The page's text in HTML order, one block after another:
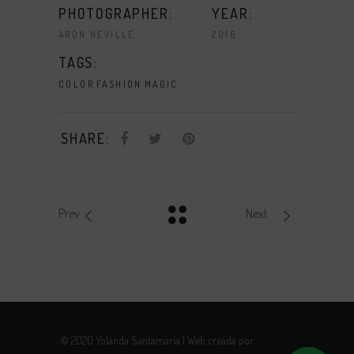
PHOTOGRAPHER:
ARON NEVILLE
YEAR:
2016
TAGS:
COLOR FASHION MAGIC
SHARE:
Prev Next
© 2020 Yolanda Santamaría | Web creada por: